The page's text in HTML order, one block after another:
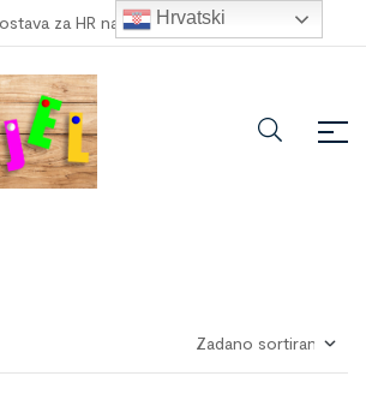
za HR narudžbe veće od 100,00 €
Hrvatski